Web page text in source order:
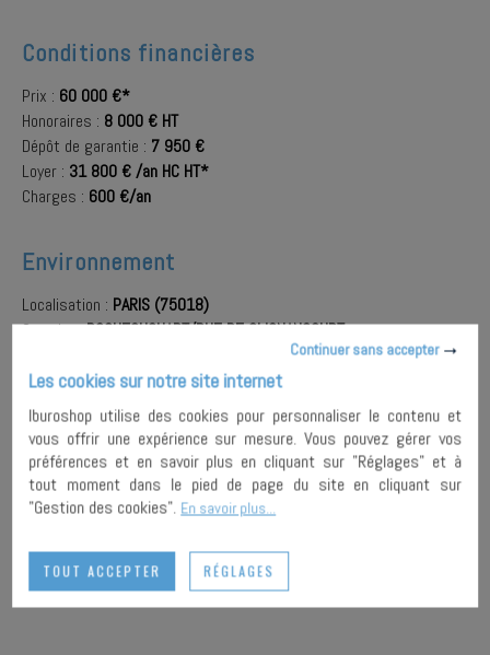
Conditions financières
Prix : 60 000 €*
Honoraires : 8 000 € HT
Dépôt de garantie : 7 950 €
Loyer : 31 800 € /an HC HT*
Charges : 600 €/an
Environnement
Localisation : PARIS (75018)
Quartier :ROCHECHOUART/RUE DE CLIGNANCOURT
AJOUTER À
MA
SÉLECTION
ENVOYER À
UN AMI PARTAGER
Continuer sans accepter
Les cookies sur notre site internet
Iburoshop utilise des cookies pour personnaliser le contenu et
vous offrir une expérience sur mesure. Vous pouvez gérer vos
préférences et en savoir plus en cliquant sur "Réglages" et à
tout moment dans le pied de page du site en cliquant sur
"Gestion des cookies". En savoir plus...
TOUT ACCEPTER RÉGLAGES